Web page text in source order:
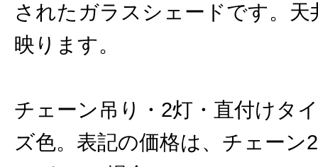
されたガラスシェードです。天
映ります。
チェーン吊り・2灯・直付けタ
ズ色。表記の価格は、チェーン